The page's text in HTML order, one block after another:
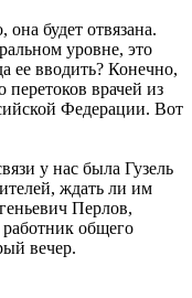
будет отвязана.
уровне, это
ее вводить? Конечно,
врачей из
Федерации. Вот
у нас была Гузель
ждать ли им
Перлов,
общего
вечер.